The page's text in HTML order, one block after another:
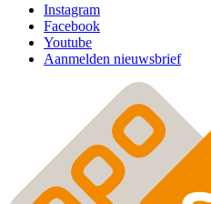
Instagram
Facebook
Youtube
Aanmelden nieuwsbrief